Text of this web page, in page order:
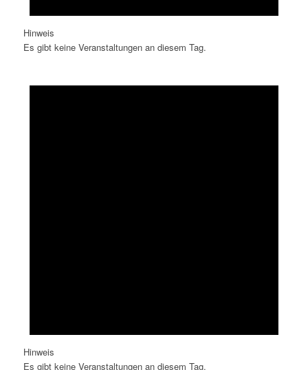
Hinweis
Es gibt keine Veranstaltungen an diesem Tag.
Hinweis
Es gibt keine Veranstaltungen an diesem Tag.